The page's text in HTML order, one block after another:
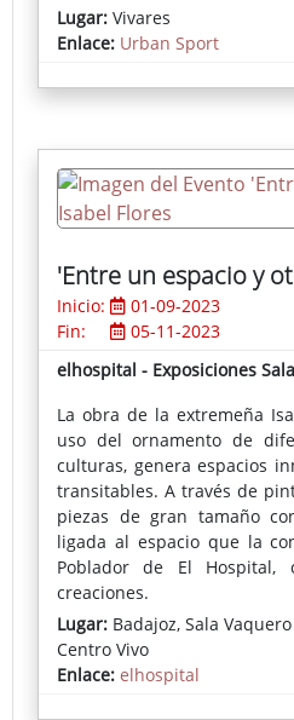
Lugar: Vivares
Enlace: Urban Sport
'Entre un espacio y
Inicio:
01-09-2023
Fin:
05-11-2023
elhospital - Exposiciones
La obra de la extremeña
uso del ornamento de
culturas, genera espacios
transitables. A través de
piezas de gran tamaño
ligada al espacio que la
Poblador de El Hospital,
creaciones.
Lugar: Badajoz, Sala
Centro Vivo
Enlace: elhospital